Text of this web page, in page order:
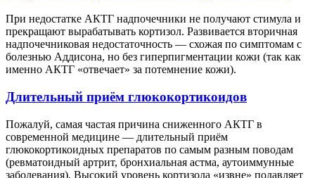
При недостатке АКТГ надпочечники не получают стимула и
прекращают вырабатывать кортизол. Развивается вторичная
надпочечниковая недостаточность — схожая по симптомам с
болезнью Аддисона, но без гиперпигментации кожи (так как
именно АКТГ «отвечает» за потемнение кожи).
Длительный приём глюкокортикоидов
Пожалуй, самая частая причина сниженного АКТГ в
современной медицине — длительный приём
глюкокортикоидных препаратов по самым разным поводам
(ревматоидный артрит, бронхиальная астма, аутоиммунные
заболевания). Высокий уровень кортизола «извне» подавляет